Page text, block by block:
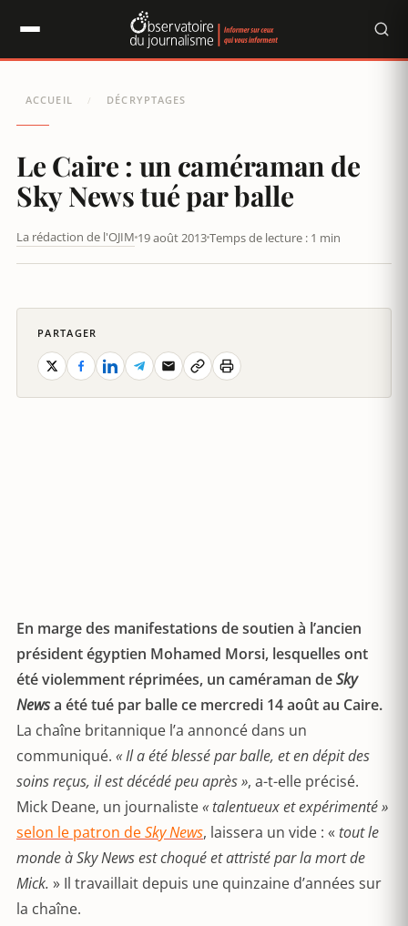
ACCUEIL / DÉCRYPTAGES
Le Caire : un caméraman de
Sky News tué par balle
La rédaction de l'OJIM 19 août 2013Temps de lecture : 1 min
En marge des manifestations de soutien à l’ancien
président égyptien Mohamed Morsi, lesquelles ont
été violemment réprimées, un caméraman deSky
Newsa été tué par balle ce mercredi 14 août au Caire.
La chaîne britannique l’a annoncé dans un
communiqué. « Il a été blessé par balle, et en dépit des
soins reçus, il est décédé peu après », a-t-elle précisé.
Mick Deane, un journaliste« talentueux et expérimenté »
selon le patron deSky News, laissera un vide : « tout le
monde à Sky News est choqué et attristé par la mort de
Mick. » Il travaillait depuis une quinzaine d’années sur
la chaîne.
PARTAGER
Panneau de gestion des cookies